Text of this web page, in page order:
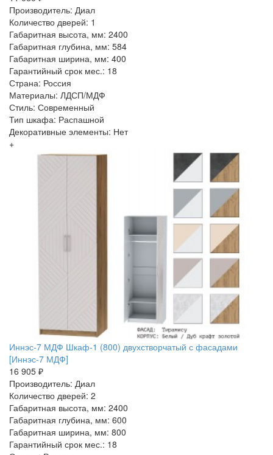
Производитель: Диал
Количество дверей: 1
Габаритная высота, мм: 2400
Габаритная глубина, мм: 584
Габаритная ширина, мм: 400
Гарантийный срок мес.: 18
Страна: Россия
Материалы: ЛДСП/МДФ
Стиль: Современный
Тип шкафа: Распашной
Декоративные элементы: Нет
+
Иннэс-7 МДФ Шкаф-1 (800) двухстворчатый с фасадами
[Иннэс-7 МДФ]
16 905 ₽
Производитель: Диал
Количество дверей: 2
Габаритная высота, мм: 2400
Габаритная глубина, мм: 600
Габаритная ширина, мм: 800
Гарантийный срок мес.: 18